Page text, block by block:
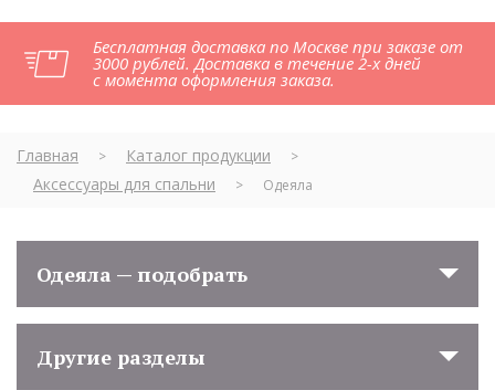
Бесплатная доставка по Москве при заказе от
3000 рублей. Доставка в течение 2-х дней
с момента оформления заказа.
Главная > Каталог продукции >
Аксессуары для спальни > Одеяла
Одеяла — подобрать
Другие разделы